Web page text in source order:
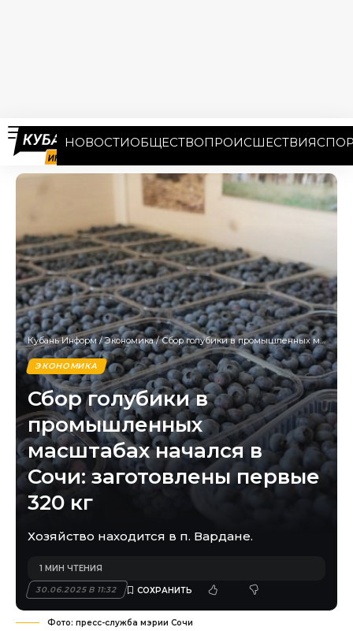
НОВОСТИОБЩЕСТВОПРОИСШЕСТВИЯ
Кубань Информ/Экономика/Сбор голубики в промышленных масштабах начался в Сочи: заготовлены первые 320 кг
ЭКОНОМИКА
Сбор голубики в
промышленных
масштабах начался в
Сочи: заготовлены первые
320 кг
Хозяйство находится в п. Вардане.
30.06.2025 В 11:32
1 МИН ЧТЕНИЯ
Фото: пресс-служба мэрии Сочи